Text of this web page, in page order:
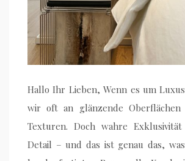
Hallo Ihr Lieben, Wenn es um
wir oft an glänzende
Texturen. Doch wahre
Detail – und das ist genau das,